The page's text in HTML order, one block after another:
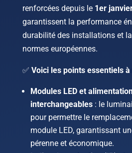
renforcées depuis le 1er
garantissent la performance
durabilité des installations et
normes européennes.
✅ Voici les points essentiels
Modules LED et
interchangeables: le
pour permettre le
module LED, garantissant
pérenne et économique.